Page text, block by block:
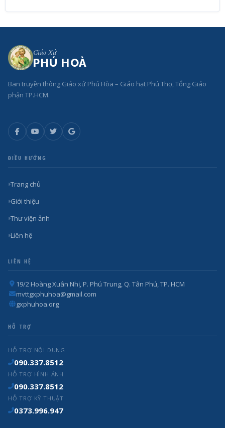
Giáo Xứ
PHÚ HOÀ
Ban truyền thông Giáo xứ Phú Hòa – Giáo hạt Phú Thọ, Tổng Giáo
phận TP.HCM.
ĐIỀU HƯỚNG
Trang chủ
Giới thiệu
Thư viện ảnh
Liên hệ
LIÊN HỆ
19/2 Hoàng Xuân Nhị, P. Phú Trung, Q. Tân Phú, TP. HCM
mvttgxphuhoa@gmail.com
gxphuhoa.org
HỖ TRỢ
HỖ TRỢ NỘI DUNG
090.337.8512
HỖ TRỢ HÌNH ẢNH
090.337.8512
HỖ TRỢ KỸ THUẬT
0373.996.947